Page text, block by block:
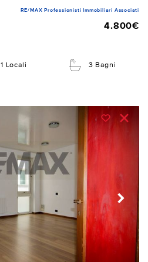
RE/MAX Professionisti Immobiliari Associati
4.800€
1 Locali 3 Bagni